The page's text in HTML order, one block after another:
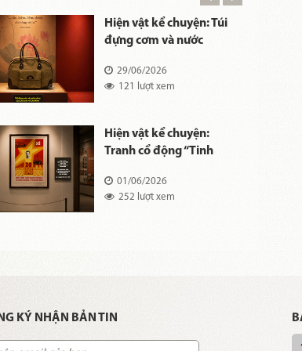
Hiện vật kể chuyện: Túi
đựng cơm và nước
Chí Minh
29/06/2026
121 lượt xem
Hiện vật kể chuyện:
Tranh cổ động “Tinh
Tám và Quốc khánh
2/9”
01/06/2026
252 lượt xem
KÝ NHẬN BẢN TIN